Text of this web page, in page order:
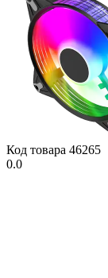
Код товара 46265
0.0